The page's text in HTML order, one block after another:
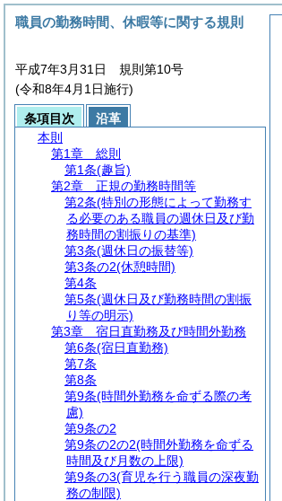
職員の勤務時間、休暇等に関する規則
平成7年3月31日 規則第10号
(令和8年4月1日施行)
条項目次
沿革
本則
第1章
総則
第1条(趣旨)
第2章
正規の勤務時間等
第2条(特別の形態によって勤務す
る必要のある職員の週休日及び勤
務時間の割振りの基準)
第3条(週休日の振替等)
第3条の2(休憩時間)
第4条
第5条(週休日及び勤務時間の割振
り等の明示)
第3章
宿日直勤務及び時間外勤務
第6条(宿日直勤務)
第7条
第8条
第9条(時間外勤務を命ずる際の考
慮)
第9条の2
第9条の2の2(時間外勤務を命ずる
時間及び月数の上限)
第9条の3(育児を行う職員の深夜勤
務の制限)